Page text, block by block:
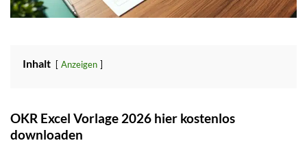
Inhalt Anzeigen
OKR Excel Vorlage 2026 hier kostenlos
downloaden